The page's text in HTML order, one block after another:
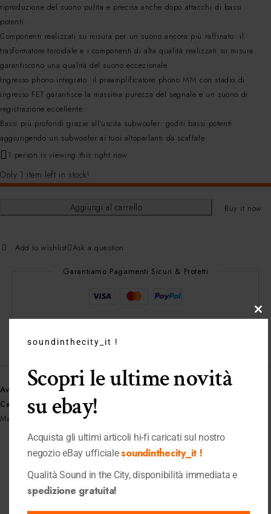
riproduzione del suono pulita e precisa anche dopo attacchi di bassi
potenti.
Componenti realizzati su misura per un suono ancora più raffinato: il
trasformatore toroidale e i componenti di alta qualità realizzati su misura
garantiscono una qualità del suono eccezionale.
Ingresso phono integrato: il preamplificatore phono MM con stadio di
ingresso FET garantisce la massima purezza del segnale e un suono di
registrazione eccellente.
Bassi più profondi grazie all’uscita subwoofer: goditi bassi potenti
aggiungendo un subwoofer ai tuoi altoparlanti da scaffale.
1 person is viewing this right now
Only 1 item left in stock!
Aggiungi al carrello Buy it now
Add to wishlist Ask a question
Garantiamo Pagamenti Sicuri & Protetti
Spedizione Gratuita:Per ordini superiori a 399 €
Availability: 1 disponibili
Categories: Amplificatori,
Marchio:
Prodotti correlati
soundinthecity_it !
Scopri le ultime novità
su ebay!
Acquista gli ultimi articoli hi-fi caricati sul nostro
negozio eBay ufficialesoundinthecity_it !
Qualità Sound in the City, disponibilità immediata e
spedizione gratuita!